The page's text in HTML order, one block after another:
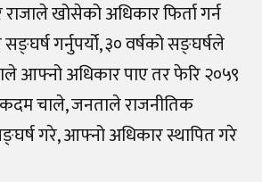
खोसेको अधिकार फिर्ता गर्न
गर्नुपर्यो, ३० वर्षको सङ्घर्षले
आफ्नो अधिकार पाए तर फेरि २०५९
चाले, जनताले राजनीतिक
गरे, आफ्नो अधिकार स्थापित गरे